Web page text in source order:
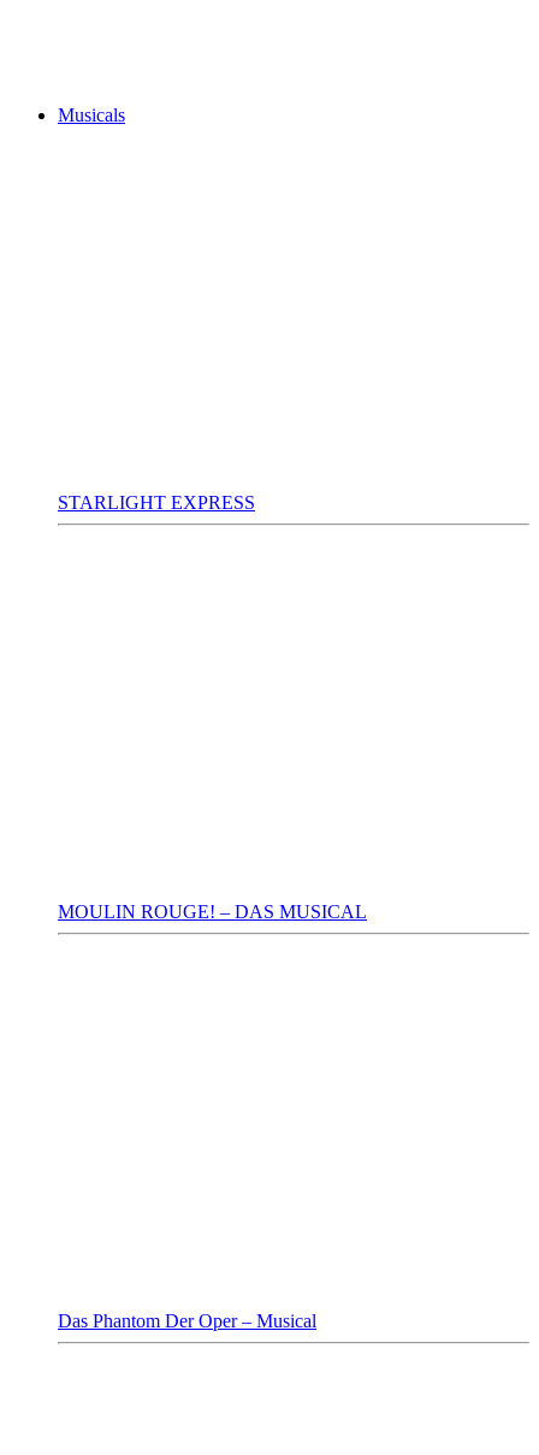
Musicals
STARLIGHT EXPRESS
MOULIN ROUGE! – DAS MUSICAL
Das Phantom Der Oper – Musical